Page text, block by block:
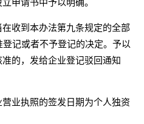
申请书中予以明确。
到本办法第九条规定的全部
记或者不予登记的决定。予以
的，发给企业登记驳回通知
执照的签发日期为个人独资